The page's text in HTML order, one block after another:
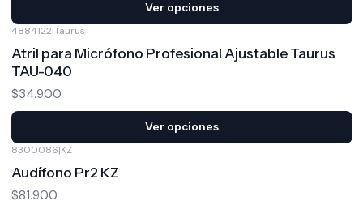
Ver opciones
4884122|Taurus
Atril para Micrófono Profesional Ajustable Taurus
TAU-040
$34.900
Ver opciones
8300086|KZ
Audífono Pr2 KZ
$81.900